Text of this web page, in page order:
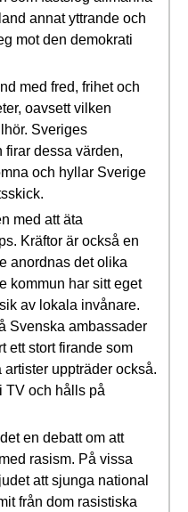
annat yttrande och
mot den demokrati
med fred, frihet och
oavsett vilken
Sveriges
firar dessa värden,
och hyllar Sverige
med att äta
Kräftor är också en
anordnas det olika
kommun har sitt eget
av lokala invånare.
Svenska ambassader
ett stort firande som
uppträder också.
TV och hålls på
en debatt om att
rasism. På vissa
att sjunga national
från dom rasistiska